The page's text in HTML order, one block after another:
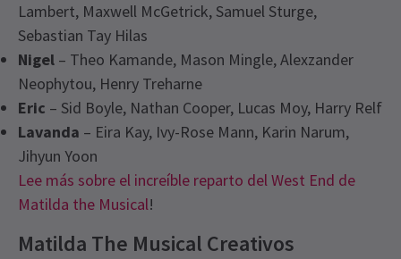
Lambert, Maxwell McGetrick, Samuel Sturge,
Sebastian Tay Hilas
Nigel – Theo Kamande, Mason Mingle, Alexzander
Neophytou, Henry Treharne
Eric – Sid Boyle, Nathan Cooper, Lucas Moy, Harry Relf
Lavanda – Eira Kay, Ivy-Rose Mann, Karin Narum,
Jihyun Yoon
Lee más sobre el increíble reparto del West End de
Matilda the Musical!
Matilda The Musical Creativos